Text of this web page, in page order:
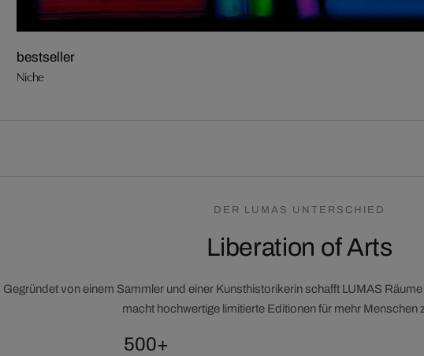
bestseller
Niche
DER LUMAS UNTERSCHIED
Liberation of Arts
Gegründet von einem Sammler und einer Kunsthistorikerin schafft LUMAS
macht hochwertige limitierte Editionen für mehr Menschen
500+